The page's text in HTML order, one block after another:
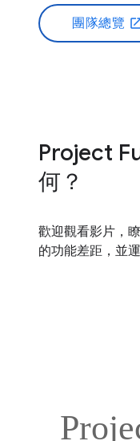
團隊總覽
Project
何？
歡迎觀看影片，
的功能差距，並